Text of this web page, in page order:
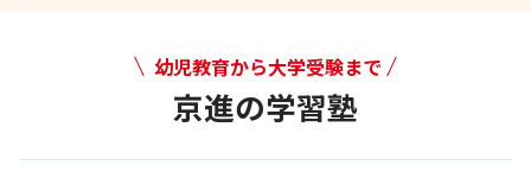
幼児教育から大学受験まで
京進の学習塾